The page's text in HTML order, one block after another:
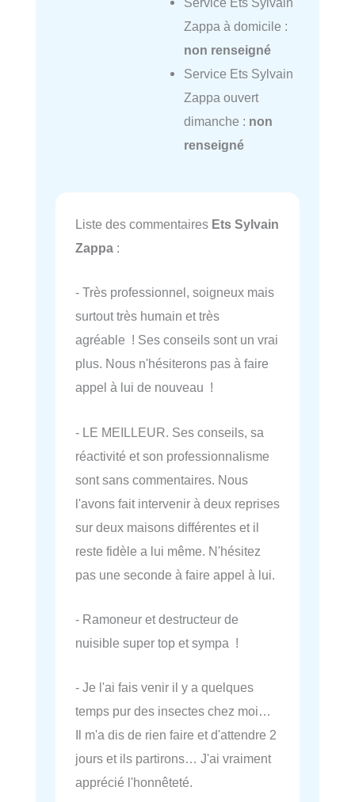
Zappa à domicile :
non renseigné
Service Ets Sylvain
Zappa ouvert
dimanche : non
renseigné
Liste des commentaires Ets Sylvain
Zappa :
- Très professionnel, soigneux mais
surtout très humain et très
agréable ! Ses conseils sont un vrai
plus. Nous n'hésiterons pas à faire
appel à lui de nouveau !
- LE MEILLEUR. Ses conseils, sa
réactivité et son professionnalisme
sont sans commentaires. Nous
l'avons fait intervenir à deux reprises
sur deux maisons différentes et il
reste fidèle a lui même. N'hésitez
pas une seconde à faire appel à lui.
- Ramoneur et destructeur de
nuisible super top et sympa !
- Je l'ai fais venir il y a quelques
temps pur des insectes chez moi…
Il m'a dis de rien faire et d'attendre 2
jours et ils partirons… J'ai vraiment
apprécié l'honnêteté.